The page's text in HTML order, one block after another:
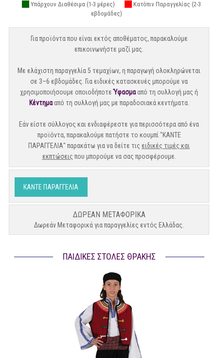
Υπάρχουν Διαθέσιμα (1-3 μέρες)
Κατόπιν Παραγγελίας (2-3
εβδομάδες)
Για προϊόντα που είναι εκτός αποθέματος, παρακαλούμε
επικοινωνήστε μαζί μας.
Με ελάχιστη παραγγελία 5 τεμαχίων, η παραγωγή ολοκληρώνεται
σε 3–6 εβδομάδες. Για ειδικές κατασκευές μπορούμε να
χρησιμοποιήσουμε οποιοδήποτεΎφασμααπό τη συλλογή μας ή
Κέντημα από τη συλλογή μας με παραδοσιακά κεντήματα.
Εάν είστε σύλλογος και ενδιαφέρεστε για περισσότερα από ένα
προϊόντα, παρακαλούμε πατήστε το κουμπί "ΚΑΝΤΕ
ΠΑΡΑΓΓΕΛΙΑ" παρακάτω για να δείτε τις ειδικές τιμές και
εκπτώσεις που μπορούμε να σας προσφέρουμε.
ΚΑΝΤΕ ΠΑΡΑΓΓΕΛΙΑ
ΔΩΡΕΑΝ ΜΕΤΑΦΟΡΙΚΑ
Δωρεάν Μεταφορικά για παραγγελίες εντός Ελλάδας.
ΠΑΙΔΙΚΈΣ ΣΤΟΛΈΣ ΘΡΆΚΗΣ